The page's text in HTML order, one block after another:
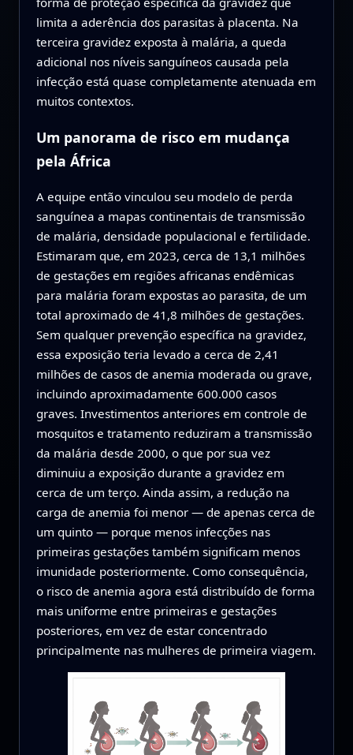
limita a aderência dos parasitas à placenta. Na
terceira gravidez exposta à malária, a queda
adicional nos níveis sanguíneos causada pela
infecção está quase completamente atenuada em
muitos contextos.
Um panorama de risco em mudança
pela África
A equipe então vinculou seu modelo de perda
sanguínea a mapas continentais de transmissão
de malária, densidade populacional e fertilidade.
Estimaram que, em 2023, cerca de 13,1 milhões
de gestações em regiões africanas endêmicas
para malária foram expostas ao parasita, de um
total aproximado de 41,8 milhões de gestações.
Sem qualquer prevenção específica na gravidez,
essa exposição teria levado a cerca de 2,41
milhões de casos de anemia moderada ou grave,
incluindo aproximadamente 600.000 casos
graves. Investimentos anteriores em controle de
mosquitos e tratamento reduziram a transmissão
da malária desde 2000, o que por sua vez
diminuiu a exposição durante a gravidez em
cerca de um terço. Ainda assim, a redução na
carga de anemia foi menor — de apenas cerca de
um quinto — porque menos infecções nas
primeiras gestações também significam menos
imunidade posteriormente. Como consequência,
o risco de anemia agora está distribuído de forma
mais uniforme entre primeiras e gestações
posteriores, em vez de estar concentrado
principalmente nas mulheres de primeira viagem.